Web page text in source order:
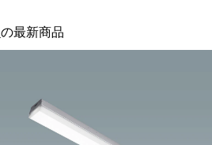
の最新商品